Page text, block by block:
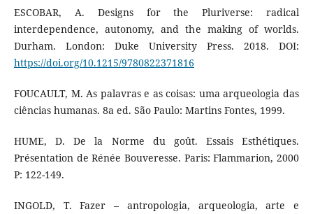
ESCOBAR, A. Designs for the Pluriverse: radical
interdependence, autonomy, and the making of worlds.
Durham. London: Duke University Press. 2018. DOI:
https://doi.org/10.1215/9780822371816
FOUCAULT, M. As palavras e as coisas: uma arqueologia das
ciências humanas. 8a ed. São Paulo: Martins Fontes, 1999.
HUME, D. De la Norme du goût. Essais Esthétiques.
Présentation de Rénée Bouveresse. Paris: Flammarion, 2000
P: 122-149.
INGOLD, T. Fazer – antropologia, arqueologia, arte e